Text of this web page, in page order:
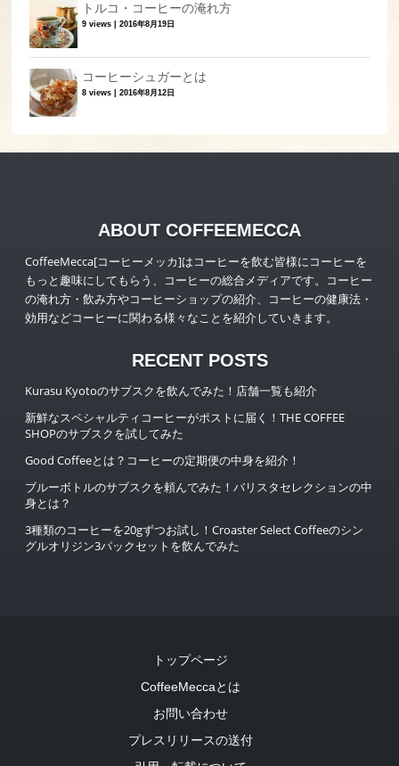
トルコ・コーヒーの淹れ方
9 views |2016年8月19日
コーヒーシュガーとは
8 views |2016年8月12日
ABOUT COFFEEMECCA
CoffeeMecca[コーヒーメッカ]はコーヒーを飲む皆様にコーヒーを
もっと趣味にしてもらう、コーヒーの総合メディアです。コーヒー
の淹れ方・飲み方やコーヒーショップの紹介、コーヒーの健康法・
効用などコーヒーに関わる様々なことを紹介していきます。
RECENT POSTS
Kurasu Kyotoのサブスクを飲んでみた！店舗一覧も紹介
新鮮なスペシャルティコーヒーがポストに届く！THE COFFEE
SHOPのサブスクを試してみた
Good Coffeeとは？コーヒーの定期便の中身を紹介！
ブルーボトルのサブスクを頼んでみた！バリスタセレクションの中
身とは？
3種類のコーヒーを20gずつお試し！Croaster Select Coffeeのシン
グルオリジン3パックセットを飲んでみた
トップページ
CoffeeMeccaとは
お問い合わせ
プレスリリースの送付